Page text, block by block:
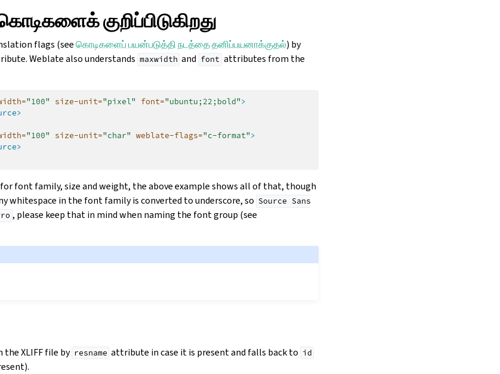
குறிப்பிடுகிறது
flags (seeகொடிகளைப் பயன்படுத்தி நடத்தை தனிப்பயனாக்குதல்) by
Weblate also understands maxwidth and font attributes from the
"100" size-unit="pixel" font="ubuntu;22;bold">
"100" size-unit="char" weblate-flags="c-format">
font family, size and weight, the above example shows all of that, though
whitespace in the font family is converted to underscore, so Source Sans
, please keep that in mind when naming the font group (see
XLIFF file by resname attribute in case it is present and falls back to id